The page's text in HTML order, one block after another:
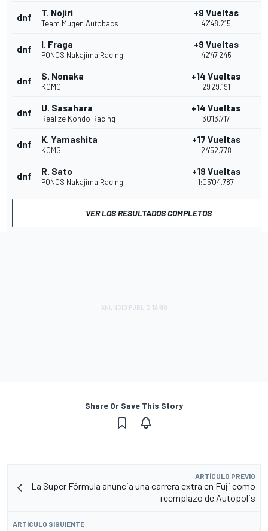
dnf T. Nojiri
Team Mugen Autobacs
+9 Vueltas
42'48.215
dnf I. Fraga
PONOS Nakajima Racing
+9 Vueltas
42'47.245
dnf S. Nonaka
KCMG
+14 Vueltas
29'29.191
dnf U. Sasahara
Realize Kondo Racing
+14 Vueltas
30'13.717
dnf K. Yamashita
KCMG
+17 Vueltas
24'52.778
dnf R. Sato
PONOS Nakajima Racing
+19 Vueltas
1:05'04.787
VER LOS RESULTADOS COMPLETOS
Share Or Save This Story
ARTÍCULO PREVIO
La Super Fórmula anuncia una carrera extra en Fuji como
reemplazo de Autopolis
ARTÍCULO SIGUIENTE